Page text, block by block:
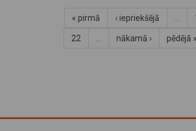
« pirmā ‹ iepriekšējā
22 nākamā › pēdējā »